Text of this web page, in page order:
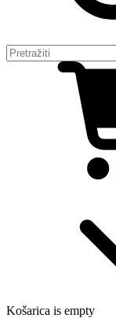
Košarica is empty